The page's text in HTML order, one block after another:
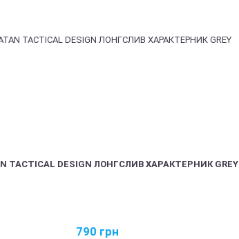
TACTICAL DESIGN ЛОНГСЛИВ ХАРАКТЕРНИК GREY
790 грн